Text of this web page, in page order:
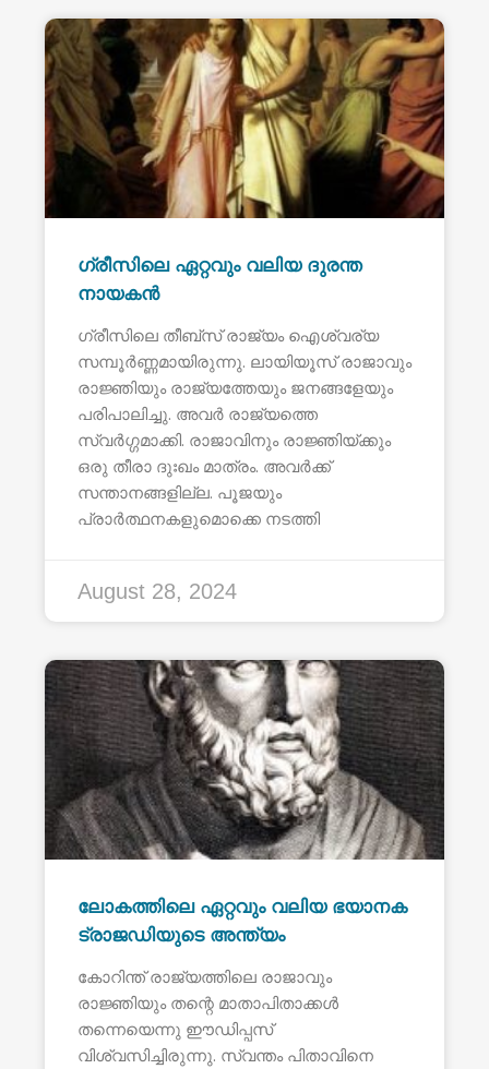
ഗ്രീസിലെ ഏറ്റവും വലിയ ദുരന്ത
നായകൻ
ഗ്രീസിലെ തീബ്സ് രാജ്യം ഐശ്വര്യ
സമ്പൂർണ്ണമായിരുന്നു. ലായിയൂസ് രാജാവും
രാജ്ഞിയും രാജ്യത്തേയും ജനങ്ങളേയും
പരിപാലിച്ചു. അവർ രാജ്യത്തെ
സ്വർഗ്ഗമാക്കി. രാജാവിനും രാജ്ഞിയ്ക്കും
ഒരു തീരാ ദുഃഖം മാത്രം. അവർക്ക്
സന്താനങ്ങളില്ല. പൂജയും
പ്രാർത്ഥനകളുമൊക്കെ നടത്തി
August 28, 2024
ലോകത്തിലെ ഏറ്റവും വലിയ ഭയാനക
ട്രാജഡിയുടെ അന്ത്യം
കോറിന്ത് രാജ്യത്തിലെ രാജാവും
രാജ്ഞിയും തന്റെ മാതാപിതാക്കൾ
തന്നെയെന്നു ഈഡിപ്പസ്
വിശ്വസിച്ചിരുന്നു. സ്വന്തം പിതാവിനെ